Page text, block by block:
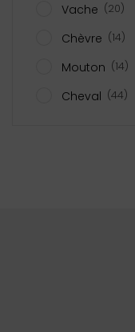
Vache (20)
Chèvre (14)
Mouton (14)
Cheval (44)